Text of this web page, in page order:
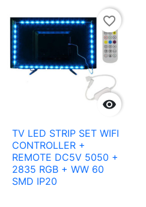

favorite_border
TV LED STRIP SET WIFI
CONTROLLER +
REMOTE DC5V 5050 +
2835 RGB + WW 60
SMD IP20